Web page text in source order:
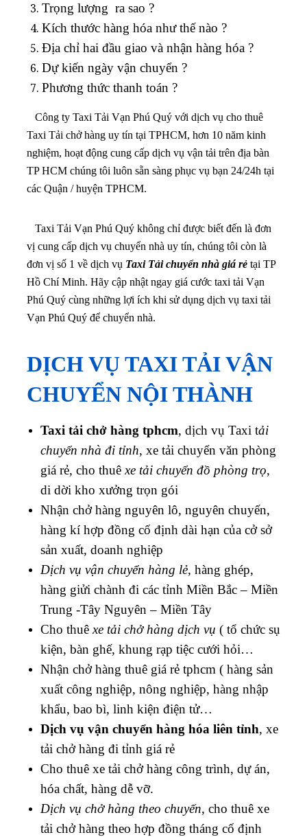
Trọng lượng ra sao ?
Kích thước hàng hóa như thế nào ?
Địa chỉ hai đầu giao và nhận hàng hóa ?
Dự kiến ngày vận chuyển ?
Phương thức thanh toán ?
Công ty Taxi Tải Vạn Phú Quý với dịch vụ cho thuê
Taxi Tải chở hàng uy tín tại TPHCM, hơn 10 năm kinh
nghiệm, hoạt động cung cấp dịch vụ vận tải trên địa bàn
TP HCM chúng tôi luôn sẵn sàng phục vụ bạn 24/24h tại
các Quận / huyện TPHCM.
Taxi Tải Vạn Phú Quý không chỉ được biết đến là đơn
vị cung cấp dịch vụ chuyển nhà uy tín, chúng tôi còn là
đơn vị số 1 về dịch vụ Taxi Tải chuyển nhà giá rẻ tại TP
Hồ Chí Minh. Hãy cập nhật ngay giá cước taxi tải Vạn
Phú Quý cùng những lợi ích khi sử dụng dịch vụ taxi tải
Vạn Phú Quý để chuyển nhà.
DỊCH VỤ TAXI TẢI VẬN
CHUYỂN NỘI THÀNH
Taxi tải chở hàng tphcm, dịch vụ Taxi tải
chuyển nhà đi tỉnh, xe tải chuyển văn phòng
giá rẻ, cho thuêxe tải chuyển đồ phòng trọ,
di dời kho xưởng trọn gói
Nhận chở hàng nguyên lô, nguyên chuyến,
hàng kí hợp đồng cố định dài hạn của cở sở
sản xuất, doanh nghiệp
Dịch vụ vận chuyển hàng lẻ, hàng ghép,
hàng giửi chành đi các tỉnh Miền Bắc – Miền
Trung -Tây Nguyên – Miền Tây
Cho thuêxe tải chở hàng dịch vụ ( tổ chức sụ
kiện, bàn ghế, khung rạp tiệc cưới hỏi…
Nhận chở hàng thuê giá rẻ tphcm ( hàng sản
xuất công nghiệp, nông nghiệp, hàng nhập
khẩu, bao bì, linh kiện điện tử…
Dịch vụ vận chuyển hàng hóa liên tỉnh, xe
tải chở hàng đi tỉnh giá rẻ
Cho thuê xe tải chở hàng công trình, dự án,
hóa chất, hàng dễ vỡ.
Dịch vụ chở hàng theo chuyến, cho thuê xe
tải chở hàng theo hợp đồng tháng cố định